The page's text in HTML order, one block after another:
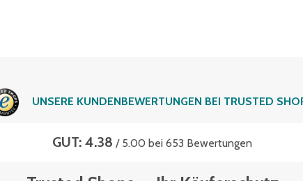
UNSERE KUNDENBEWERTUNGEN BEI TRUSTED
GUT: 4.38 / 5.00 bei 653 Bewertungen